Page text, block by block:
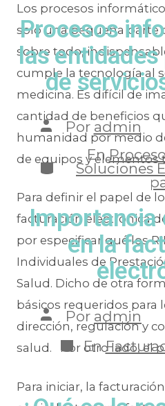
Procesos
las
de
Por admin
En
Soluciones
Los procesos
solo una pequeña parte
sobre todo,
cumple la tecnología al
medicina. Es difícil de
cantidad de beneficios
humanidad por medio
de equipos y elementos
Importancia
en la
Por admin
En
Para definir el papel de
facturación electrónica
por especificar qué los
Individuales de
Salud. Dicho de otra
básicos requeridos para
dirección, regulación y
salud. Por otro lado, el
Para iniciar, la